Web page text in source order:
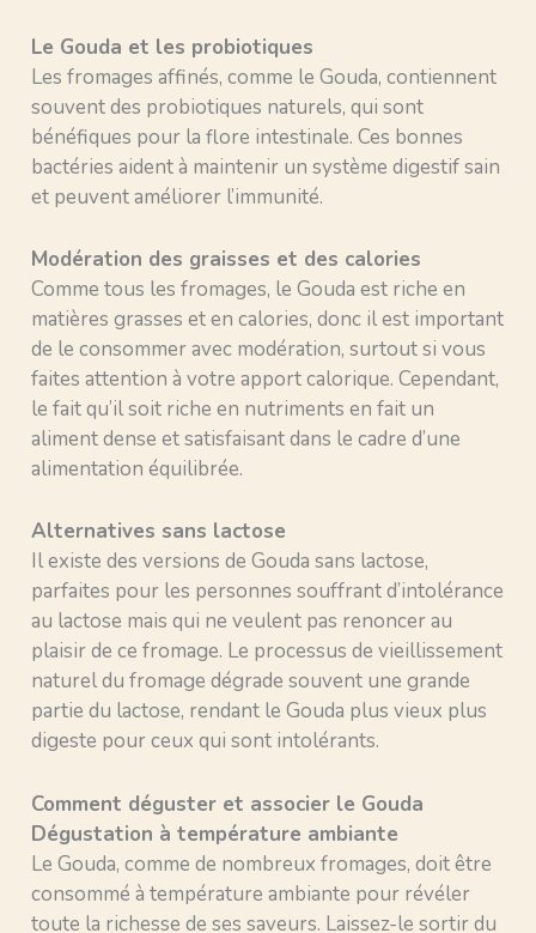
Le Gouda et les probiotiques
Les fromages affinés, comme le Gouda, contiennent
souvent des probiotiques naturels, qui sont
bénéfiques pour la flore intestinale. Ces bonnes
bactéries aident à maintenir un système digestif sain
et peuvent améliorer l’immunité.
Modération des graisses et des calories
Comme tous les fromages, le Gouda est riche en
matières grasses et en calories, donc il est important
de le consommer avec modération, surtout si vous
faites attention à votre apport calorique. Cependant,
le fait qu’il soit riche en nutriments en fait un
aliment dense et satisfaisant dans le cadre d’une
alimentation équilibrée.
Alternatives sans lactose
Il existe des versions de Gouda sans lactose,
parfaites pour les personnes souffrant d’intolérance
au lactose mais qui ne veulent pas renoncer au
plaisir de ce fromage. Le processus de vieillissement
naturel du fromage dégrade souvent une grande
partie du lactose, rendant le Gouda plus vieux plus
digeste pour ceux qui sont intolérants.
Comment déguster et associer le Gouda
Dégustation à température ambiante
Le Gouda, comme de nombreux fromages, doit être
consommé à température ambiante pour révéler
toute la richesse de ses saveurs. Laissez-le sortir du